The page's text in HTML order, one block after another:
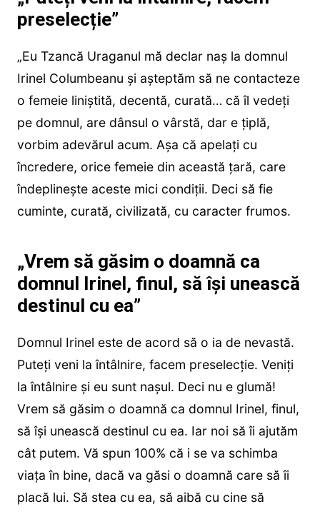
preselecție”
„Eu Tzancă Uraganul mă declar naș la domnul
Irinel Columbeanu și așteptăm să ne contacteze
o femeie liniștită, decentă, curată… că îl vedeți
pe domnul, are dânsul o vârstă, dar e țiplă,
vorbim adevărul acum. Așa că apelați cu
încredere, orice femeie din această țară, care
îndeplinește aceste mici condiții. Deci să fie
cuminte, curată, civilizată, cu caracter frumos.
„Vrem să găsim o doamnă ca
domnul Irinel, finul, să își unească
destinul cu ea”
Domnul Irinel este de acord să o ia de nevastă.
Puteți veni la întâlnire, facem preselecție. Veniți
la întâlnire și eu sunt nașul. Deci nu e glumă!
Vrem să găsim o doamnă ca domnul Irinel, finul,
să își unească destinul cu ea. Iar noi să îi ajutăm
cât putem. Vă spun 100% că i se va schimba
viața în bine, dacă va găsi o doamnă care să îi
placă lui. Să stea cu ea, să aibă cu cine să